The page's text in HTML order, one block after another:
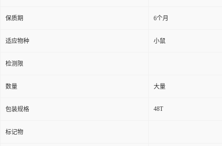
保质期 6个月
适应物种 小鼠
检测限
数量 大量
包装规格 48T
标记物